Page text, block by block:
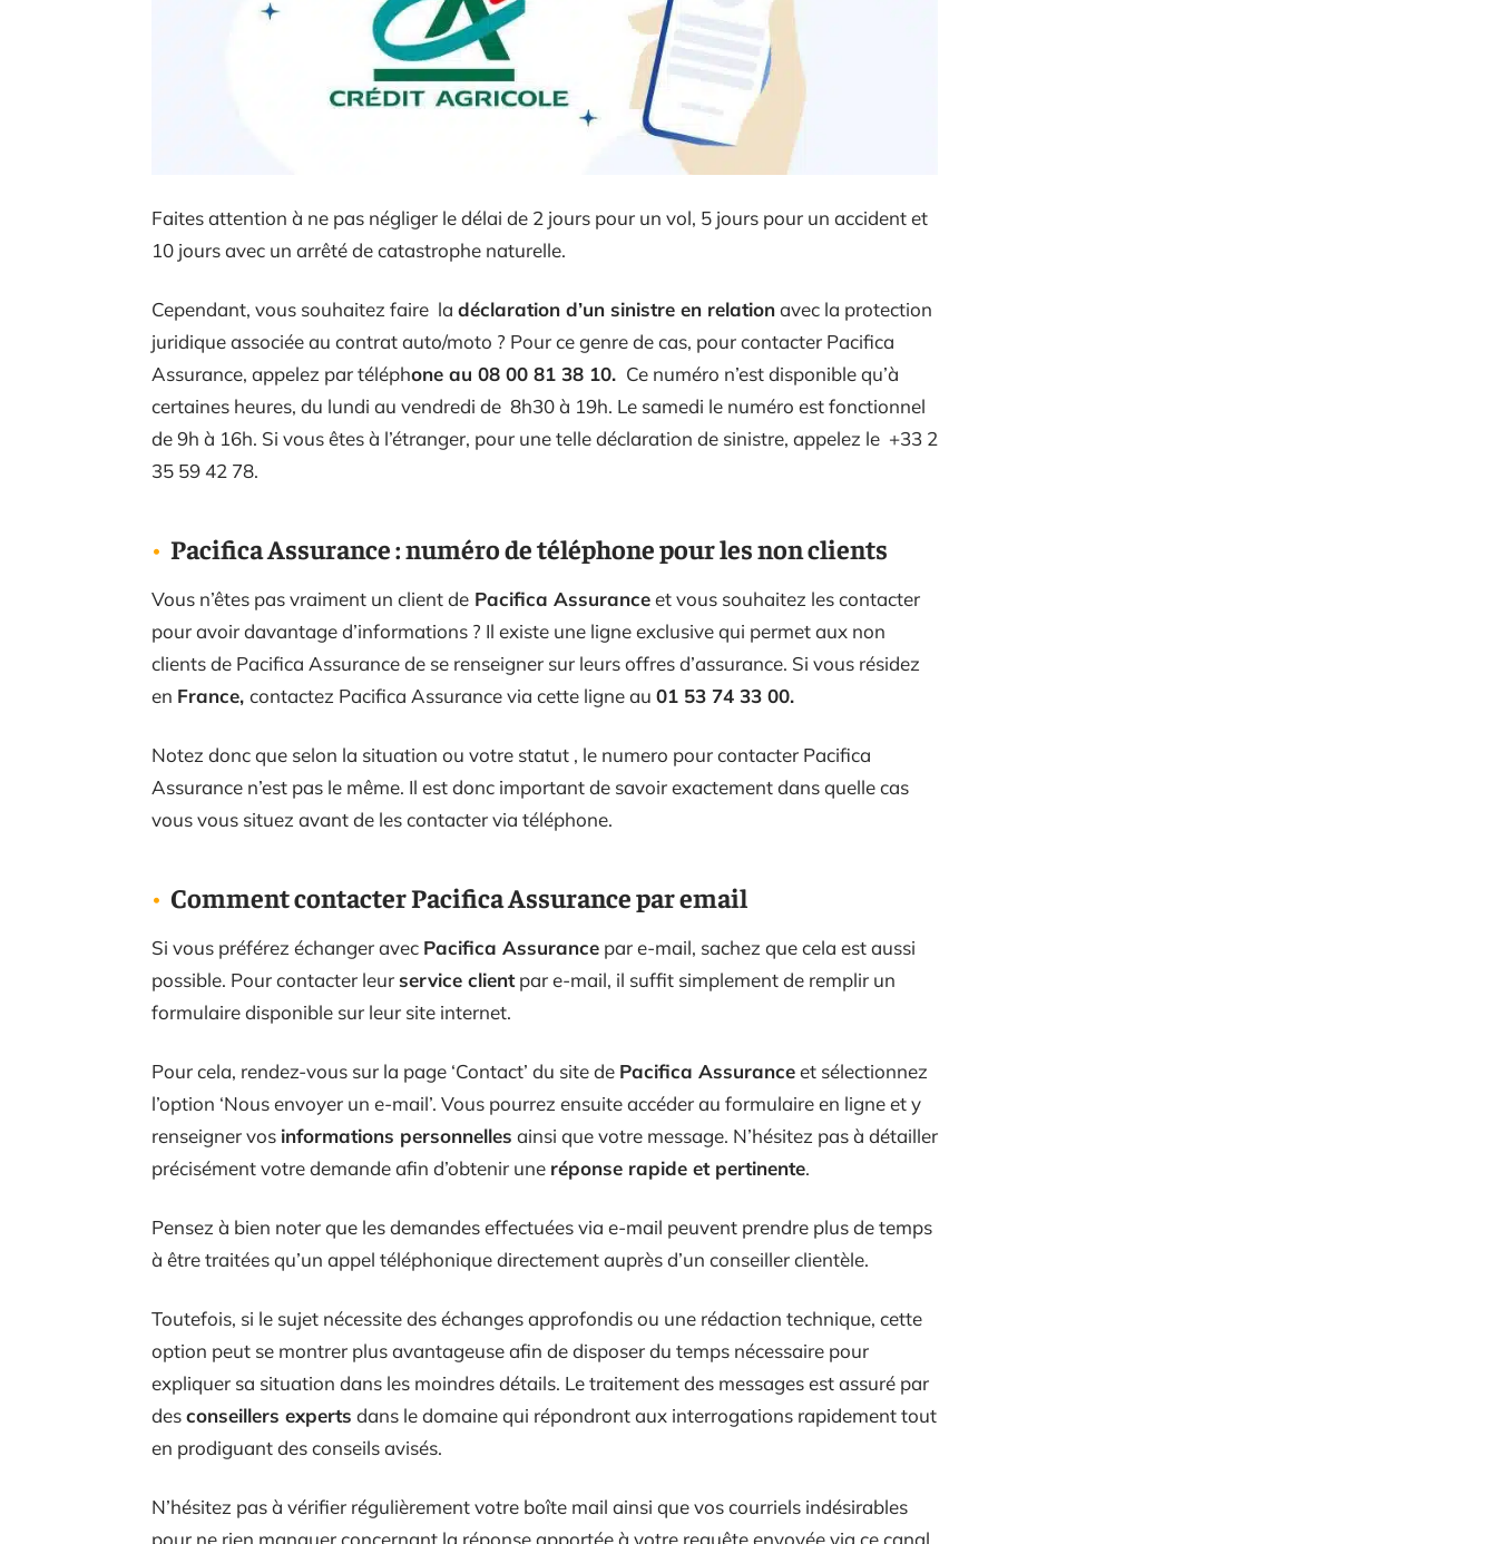
Faites attention à ne pas négliger le délai de 2 jours pour un vol, 5 jours pour un accident et
10 jours avec un arrêté de catastrophe naturelle.
Cependant, vous souhaitez faire la déclaration d’un sinistre en relationavec la protection
juridique associée au contrat auto/moto ? Pour ce genre de cas, pour contacter Pacifica
Assurance, appelez par téléphone au 08 00 81 38 10. Ce numéro n’est disponible qu’à
certaines heures, du lundi au vendredi de 8h30 à 19h. Le samedi le numéro est fonctionnel
de 9h à 16h. Si vous êtes à l’étranger, pour une telle déclaration de sinistre, appelez le +33 2
35 59 42 78.
Pacifica Assurance : numéro de téléphone pour les non clients
Vous n’êtes pas vraiment un client de Pacifica Assuranceet vous souhaitez les contacter
pour avoir davantage d’informations ? Il existe une ligne exclusive qui permet aux non
clients de Pacifica Assurance de se renseigner sur leurs offres d’assurance. Si vous résidez
en France, contactez Pacifica Assurance via cette ligne au 01 53 74 33 00.
Notez donc que selon la situation ou votre statut , le numero pour contacter Pacifica
Assurance n’est pas le même. Il est donc important de savoir exactement dans quelle cas
vous vous situez avant de les contacter via téléphone.
Comment contacter Pacifica Assurance par email
Si vous préférez échanger avec Pacifica Assurance par e-mail, sachez que cela est aussi
possible. Pour contacter leurservice clientpar e-mail, il suffit simplement de remplir un
formulaire disponible sur leur site internet.
Pour cela, rendez-vous sur la page ‘Contact’ du site de Pacifica Assuranceet sélectionnez
l’option ‘Nous envoyer un e-mail’. Vous pourrez ensuite accéder au formulaire en ligne et y
renseigner vos informations personnelles ainsi que votre message. N’hésitez pas à détailler
précisément votre demande afin d’obtenir une réponse rapide et pertinente.
Pensez à bien noter que les demandes effectuées via e-mail peuvent prendre plus de temps
à être traitées qu’un appel téléphonique directement auprès d’un conseiller clientèle.
Toutefois, si le sujet nécessite des échanges approfondis ou une rédaction technique, cette
option peut se montrer plus avantageuse afin de disposer du temps nécessaire pour
expliquer sa situation dans les moindres détails. Le traitement des messages est assuré par
desconseillers experts dans le domaine qui répondront aux interrogations rapidement tout
en prodiguant des conseils avisés.
N’hésitez pas à vérifier régulièrement votre boîte mail ainsi que vos courriels indésirables
pour ne rien manquer concernant la réponse apportée à votre requête envoyée via ce canal